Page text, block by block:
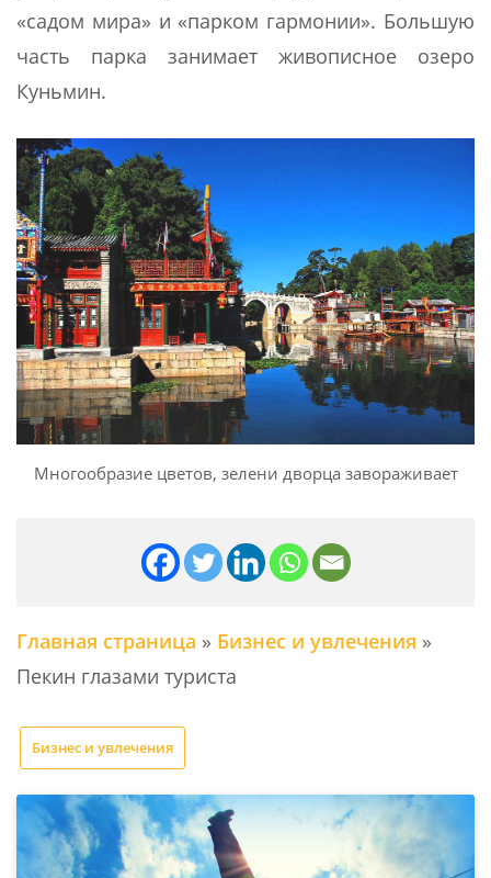
«садом мира» и «парком гармонии». Большую
часть парка занимает живописное озеро
Куньмин.
Многообразие цветов, зелени дворца завораживает
Главная страница » Бизнес и увлечения »
Пекин глазами туриста
Бизнес и увлечения